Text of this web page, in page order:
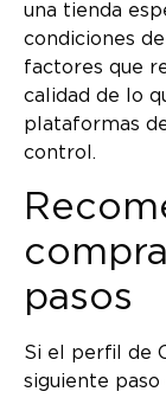
una tienda
condiciones
factores que
calidad de lo
plataformas
control.
pasos
Si el perfil de
siguiente paso